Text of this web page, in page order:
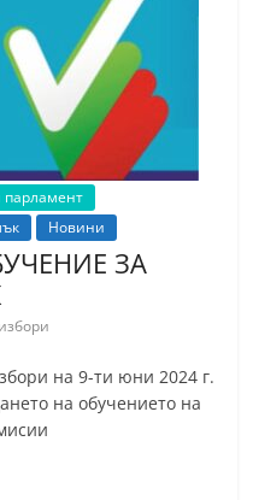
парламент
Новини
ЗА
избори
на 9-ти юни 2024 г.
на обучението на